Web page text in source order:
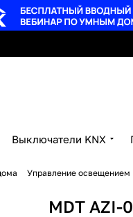
Выключатели KNX
Управление освещением
MDT AZI-